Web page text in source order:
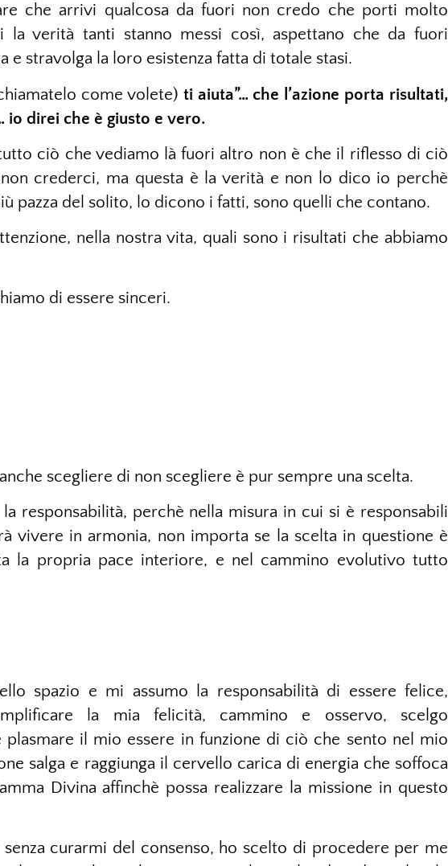
che arrivi qualcosa da fuori non credo che porti molto
la verità tanti stanno messi così, aspettano che da fuori
e stravolga la loro esistenza fatta di totale stasi.
come volete) ti aiuta”… che l’azione porta risultati,
io direi che è giusto e vero.
ciò che vediamo là fuori altro non è che il riflesso di ciò
crederci, ma questa è la verità e non lo dico io perchè
pazza del solito, lo dicono i fatti, sono quelli che contano.
nella nostra vita, quali sono i risultati che abbiamo
di essere sinceri.
scegliere di non scegliere è pur sempre una scelta.
la responsabilità, perchè nella misura in cui si è responsabili
vivere in armonia, non importa se la scelta in questione è
la propria pace interiore, e nel cammino evolutivo tutto
spazio e mi assumo la responsabilità di essere felice,
la mia felicità, cammino e osservo, scelgo
plasmare il mio essere in funzione di ciò che sento nel mio
salga e raggiunga il cervello carica di energia che soffoca
Divina affinchè possa realizzare la missione in questo
curarmi del consenso, ho scelto di procedere per me